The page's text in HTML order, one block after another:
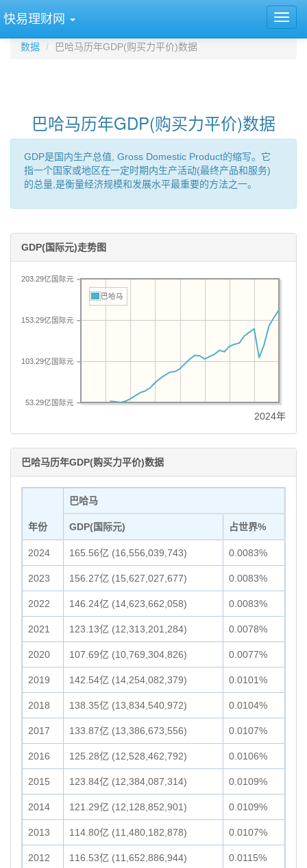
快易理财网
数据 巴哈马历年GDP(购买力平价)数据
巴哈马历年GDP(购买力平价)数据
GDP是国内生产总值, Gross Domestic Product的缩写。它
指一个国家或地区在一定时期内生产活动(最终产品和服务)
的总量,是衡量经济规模和发展水平最重要的方法之一。
GDP(国际元)走势图
53.29亿国际元
103.29亿国际元
153.29亿国际元
203.29亿国际元
巴哈马
2024年
巴哈马历年GDP(购买力平价)数据
年份
巴哈马
GDP(国际元) 占世界%
2024 165.56亿 (16,556,039,743) 0.0083%
2023 156.27亿 (15,627,027,677) 0.0083%
2022 146.24亿 (14,623,662,058) 0.0083%
2021 123.13亿 (12,313,201,284) 0.0078%
2020 107.69亿 (10,769,304,826) 0.0077%
2019 142.54亿 (14,254,082,379) 0.0101%
2018 138.35亿 (13,834,540,972) 0.0104%
2017 133.87亿 (13,386,673,556) 0.0107%
2016 125.28亿 (12,528,462,792) 0.0106%
2015 123.84亿 (12,384,087,314) 0.0109%
2014 121.29亿 (12,128,852,901) 0.0109%
2013 114.80亿 (11,480,182,878) 0.0107%
2012 116.53亿 (11,652,886,944) 0.0115%